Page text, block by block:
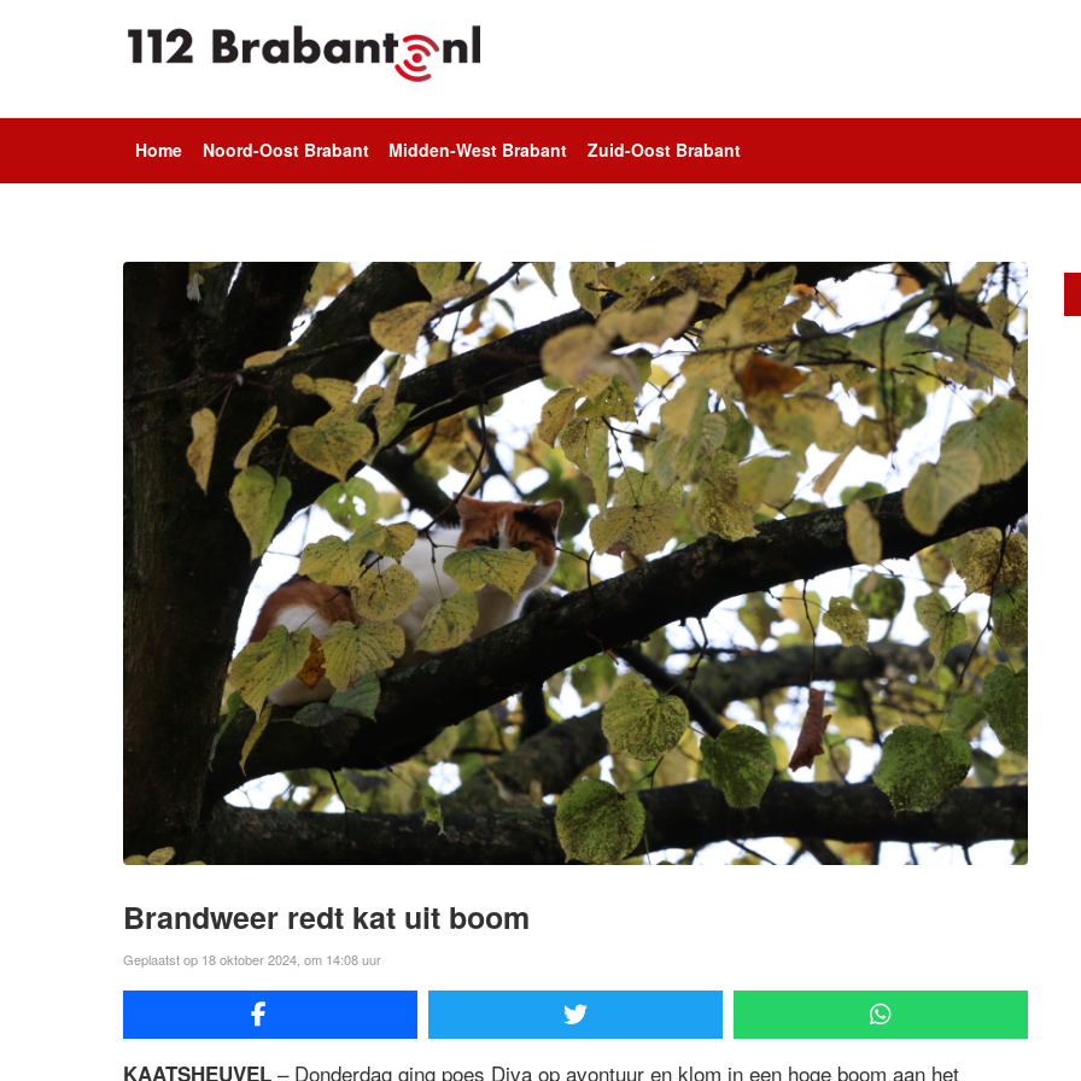
Home Noord-Oost Brabant Midden-West Brabant Zuid-Oost Brabant
Brandweer redt kat uit boom
Geplaatst op 18 oktober 2024, om 14:08 uur
KAATSHEUVEL – Donderdag ging poes Diva op avontuur en klom in een hoge boom aan het